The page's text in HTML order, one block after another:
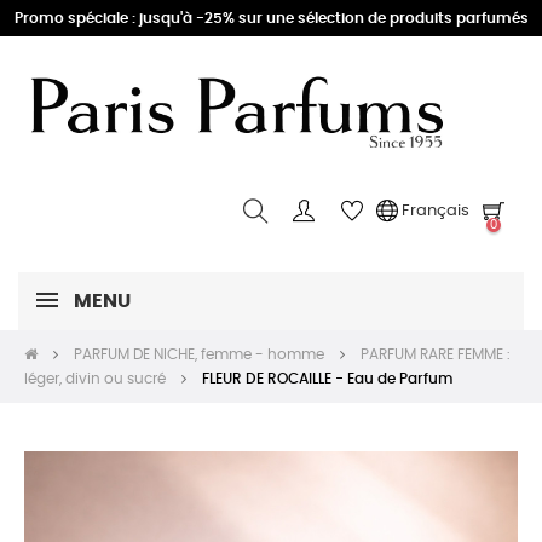
Promo spéciale : jusqu'à -25% sur une sélection de produits parfumés
Français
0
MENU
PARFUM DE NICHE, femme - homme
PARFUM RARE FEMME :
léger, divin ou sucré
FLEUR DE ROCAILLE - Eau de Parfum